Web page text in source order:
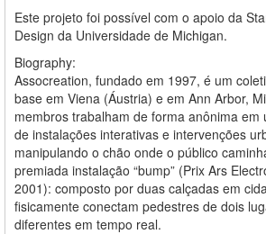
Este projeto foi possível com o apoio da
Design da Universidade de Michigan.
Biography:
Assocreation, fundado em 1997, é um
base em Viena (Áustria) e em Ann Arbor,
membros trabalham de forma anônima em
de instalações interativas e intervenções
manipulando o chão onde o público
premiada instalação “bump” (Prix Ars
2001): composto por duas calçadas em
fisicamente conectam pedestres de dois
diferentes em tempo real.